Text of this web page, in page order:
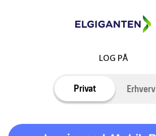
LOG PÅ
Privat Erhverv